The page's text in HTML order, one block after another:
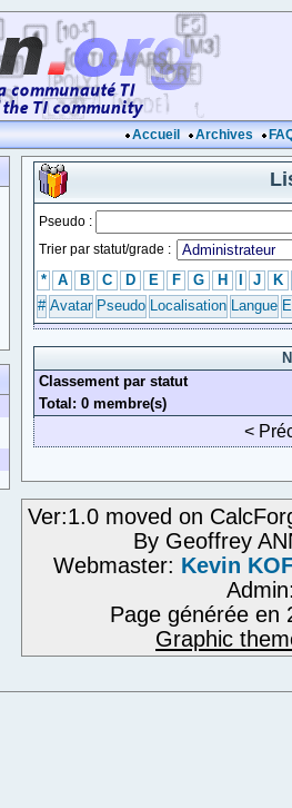
Accueil Archives
Pseudo :
Trier par statut/grade :
* A B C D E F G H J
K
# Avatar Pseudo Localisation Langue
Classement par statut
Total: 0 membre(s)
<
Ver:1.0 moved on
By Geoffrey
Webmaster: Kevin
Page générée en
Graphic